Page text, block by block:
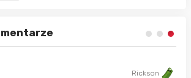
Rickson